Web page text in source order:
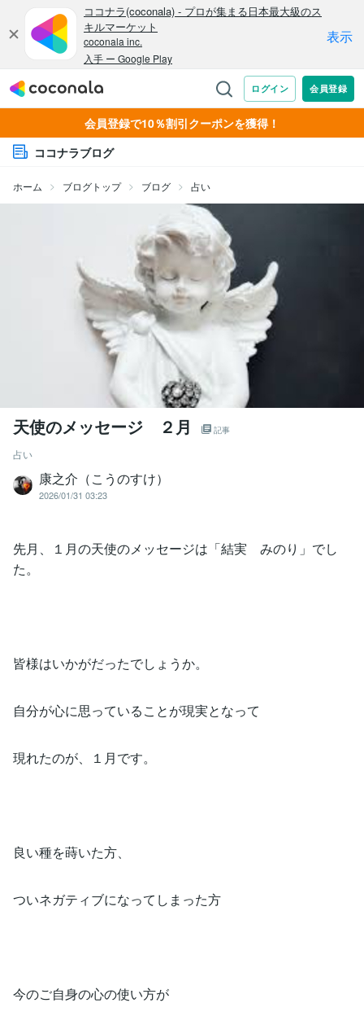
会員登録で10％割引クーポンを獲得！
ココナラブログ
ホーム ブログトップ ブログ 占い
天使のメッセージ ２月 記事
占い
康之介（こうのすけ）
2026/01/31 03:23
先月、１月の天使のメッセージは「結実 みのり」でし
た。
皆様はいかがだったでしょうか。
自分が心に思っていることが現実となって
現れたのが、１月です。
良い種を蒔いた方、
ついネガティブになってしまった方
今のご自身の心の使い方が